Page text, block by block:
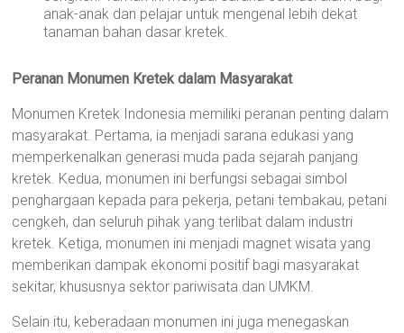
anak-anak dan pelajar untuk mengenal lebih dekat
tanaman bahan dasar kretek.
Peranan Monumen Kretek dalam Masyarakat
Monumen Kretek Indonesia memiliki peranan penting dalam
masyarakat. Pertama, ia menjadi sarana edukasi yang
memperkenalkan generasi muda pada sejarah panjang
kretek. Kedua, monumen ini berfungsi sebagai simbol
penghargaan kepada para pekerja, petani tembakau, petani
cengkeh, dan seluruh pihak yang terlibat dalam industri
kretek. Ketiga, monumen ini menjadi magnet wisata yang
memberikan dampak ekonomi positif bagi masyarakat
sekitar, khususnya sektor pariwisata dan UMKM.
Selain itu, keberadaan monumen ini juga menegaskan